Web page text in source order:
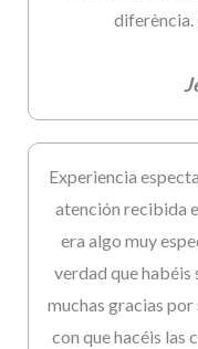
diferència.
Experiencia
atención recibida
era algo muy
verdad que
muchas gracias
con que hacéis las